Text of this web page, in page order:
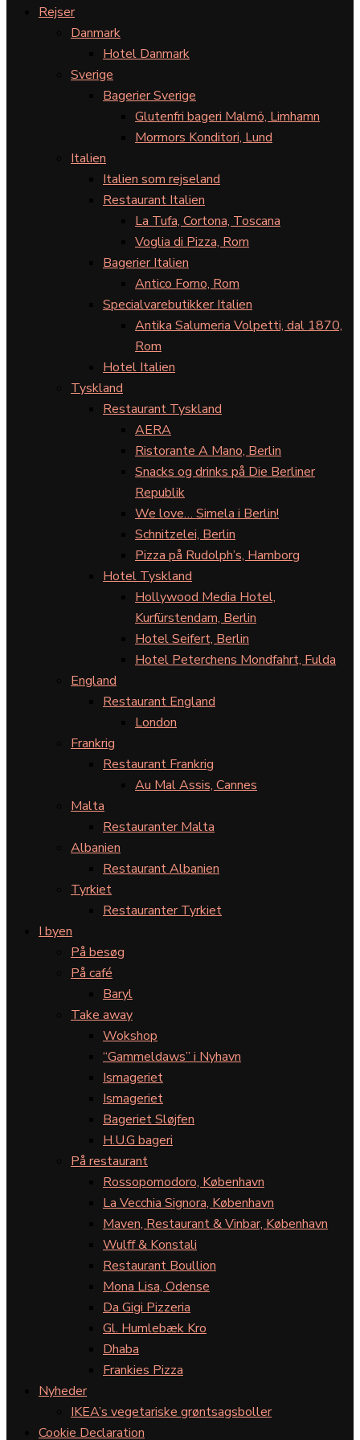
Rejser
Danmark
Hotel Danmark
Sverige
Bagerier Sverige
Glutenfri bageri Malmö, Limhamn
Mormors Konditori, Lund
Italien
Italien som rejseland
Restaurant Italien
La Tufa, Cortona, Toscana
Voglia di Pizza, Rom
Bagerier Italien
Antico Forno, Rom
Specialvarebutikker Italien
Antika Salumeria Volpetti, dal 1870,
Rom
Hotel Italien
Tyskland
Restaurant Tyskland
AERA
Ristorante A Mano, Berlin
Snacks og drinks på Die Berliner
Republik
We love… Simela i Berlin!
Schnitzelei, Berlin
Pizza på Rudolph’s, Hamborg
Hotel Tyskland
Hollywood Media Hotel,
Kurfürstendam, Berlin
Hotel Seifert, Berlin
Hotel Peterchens Mondfahrt, Fulda
England
Restaurant England
London
Frankrig
Restaurant Frankrig
Au Mal Assis, Cannes
Malta
Restauranter Malta
Albanien
Restaurant Albanien
Tyrkiet
Restauranter Tyrkiet
I byen
På besøg
På café
Baryl
Take away
Wokshop
“Gammeldaws” i Nyhavn
Ismageriet
Ismageriet
Bageriet Sløjfen
H.U.G bageri
På restaurant
Rossopomodoro, København
La Vecchia Signora, København
Maven, Restaurant & Vinbar, København
Wulff & Konstali
Restaurant Boullion
Mona Lisa, Odense
Da Gigi Pizzeria
Gl. Humlebæk Kro
Dhaba
Frankies Pizza
Nyheder
IKEA’s vegetariske grøntsagsboller
Cookie Declaration